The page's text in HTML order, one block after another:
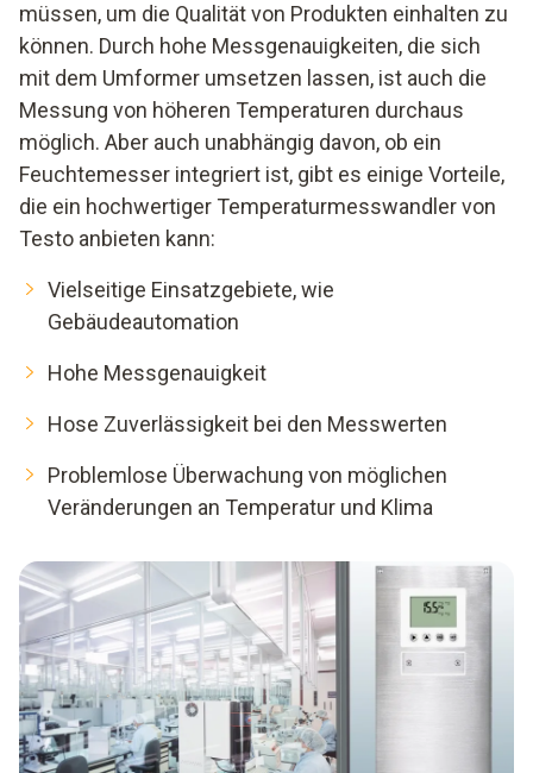
müssen, um die Qualität von Produkten einhalten zu
können. Durch hohe Messgenauigkeiten, die sich
mit dem Umformer umsetzen lassen, ist auch die
Messung von höheren Temperaturen durchaus
möglich. Aber auch unabhängig davon, ob ein
Feuchtemesser integriert ist, gibt es einige Vorteile,
die ein hochwertiger Temperaturmesswandler von
Testo anbieten kann:
Vielseitige Einsatzgebiete, wie
Gebäudeautomation
Hohe Messgenauigkeit
Hose Zuverlässigkeit bei den Messwerten
Problemlose Überwachung von möglichen
Veränderungen an Temperatur und Klima